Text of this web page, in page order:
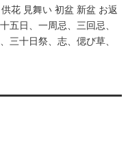
花 見舞い 初盆 新盆 お返
五日、一周忌、三回忌、
三十日祭、志、偲び草、